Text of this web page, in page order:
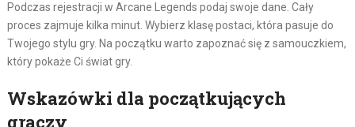
Podczas rejestracji w Arcane Legends podaj swoje dane. Cały
proces zajmuje kilka minut. Wybierz klasę postaci, która pasuje do
Twojego stylu gry. Na początku warto zapoznać się z samouczkiem,
który pokaże Ci świat gry.
Wskazówki dla początkujących
graczy